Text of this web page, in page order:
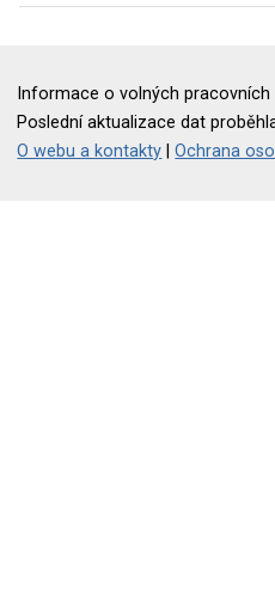
Informace o volných
Poslední aktualizace dat
O webu a kontakty |Ochrana